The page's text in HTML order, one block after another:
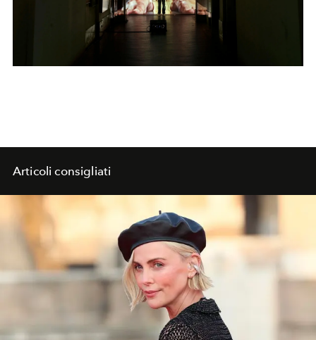
Articoli consigliati